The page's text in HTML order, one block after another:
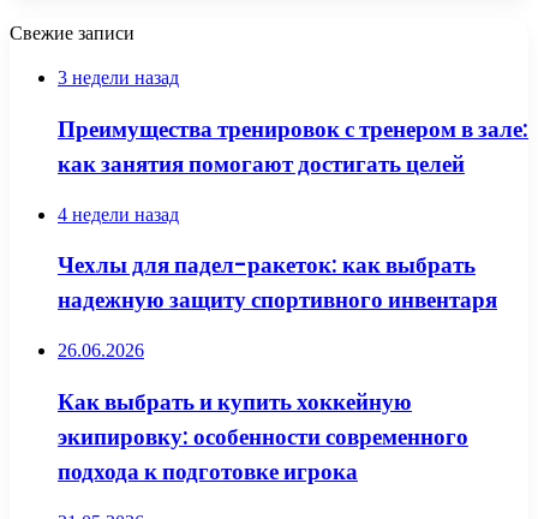
Свежие записи
3 недели назад
Преимущества тренировок с тренером в зале:
как занятия помогают достигать целей
4 недели назад
Чехлы для падел-ракеток: как выбрать
надежную защиту спортивного инвентаря
26.06.2026
Как выбрать и купить хоккейную
экипировку: особенности современного
подхода к подготовке игрока